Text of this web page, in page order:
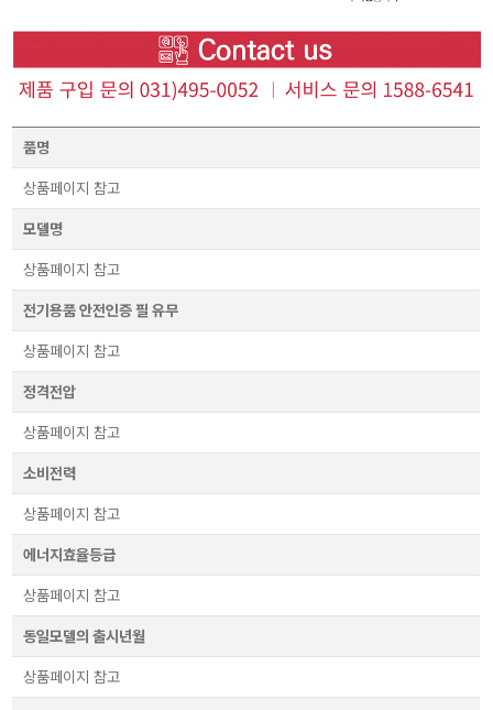
품명
상품페이지 참고
모델명
상품페이지 참고
전기용품 안전인증 필 유무
상품페이지 참고
정격전압
상품페이지 참고
소비전력
상품페이지 참고
에너지효율등급
상품페이지 참고
동일모델의 출시년월
상품페이지 참고